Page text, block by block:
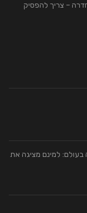
– צריך להפסיק
בעולם: למינם מציגה את